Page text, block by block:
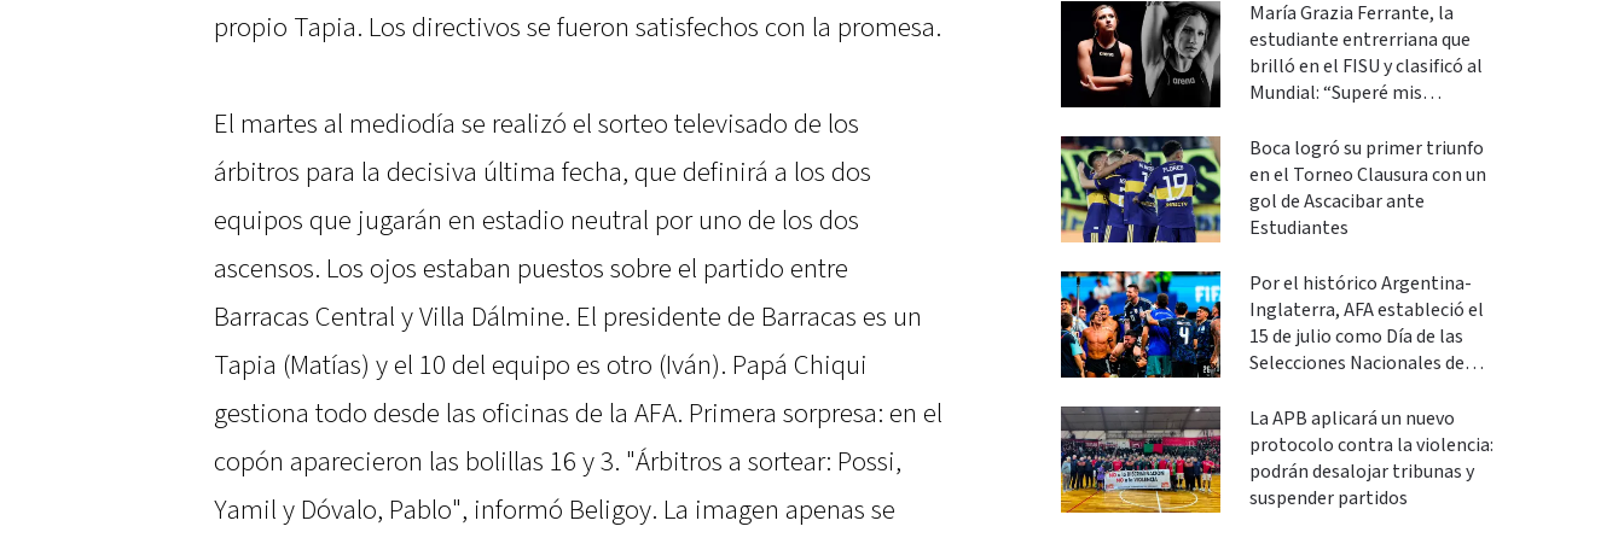
propio Tapia. Los directivos se fueron satisfechos con la promesa.
El martes al mediodía se realizó el sorteo televisado de los
árbitros para la decisiva última fecha, que definirá a los dos
equipos que jugarán en estadio neutral por uno de los dos
ascensos. Los ojos estaban puestos sobre el partido entre
Barracas Central y Villa Dálmine. El presidente de Barracas es un
Tapia (Matías) y el 10 del equipo es otro (Iván). Papá Chiqui
gestiona todo desde las oficinas de la AFA. Primera sorpresa: en el
copón aparecieron las bolillas 16 y 3. "Árbitros a sortear: Possi,
Yamil y Dóvalo, Pablo", informó Beligoy. La imagen apenas se
María Grazia Ferrante, la
estudiante entrerriana que
brilló en el FISU y clasificó al
Mundial: “Superé mis
Boca logró su primer triunfo
en el Torneo Clausura con un
gol de Ascacibar ante
Estudiantes
Por el histórico Argentina-
Inglaterra, AFA estableció el
15 de julio como Día de las
Selecciones Nacionales de
La APB aplicará un nuevo
protocolo contra la violencia:
podrán desalojar tribunas y
suspender partidos